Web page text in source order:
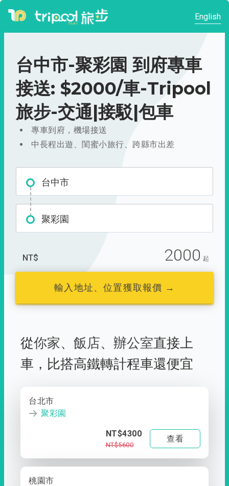
English
台中市-聚彩園 到府專車
接送: $2000/車-Tripool
旅步-交通|接駁|包車
專車到府，機場接送
中長程出遊、閨蜜小旅行、跨縣市出差
台中市
聚彩園
NT$ 2000 起
輸入地址、位置獲取報價 →
從你家、 飯店、 辦公室直接上
車， 比搭高鐵轉計程車還便宜
台北市
聚彩園
NT$4300
NT$5600
查看
桃園市